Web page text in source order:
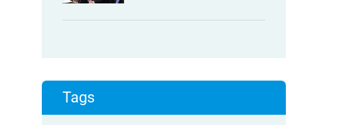
Tags